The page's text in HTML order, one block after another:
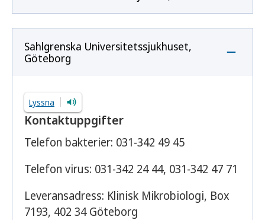
Sahlgrenska Universitetssjukhuset,
Göteborg
Lyssna
Kontaktuppgifter
Telefon bakterier: 031-342 49 45
Telefon virus: 031-342 24 44, 031-342 47 71
Leveransadress: Klinisk Mikrobiologi, Box
7193, 402 34 Göteborg